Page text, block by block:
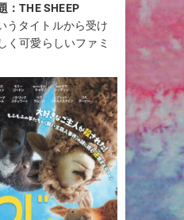
：THE SHEEP
うタイトルから受け
く可愛らしいファミ